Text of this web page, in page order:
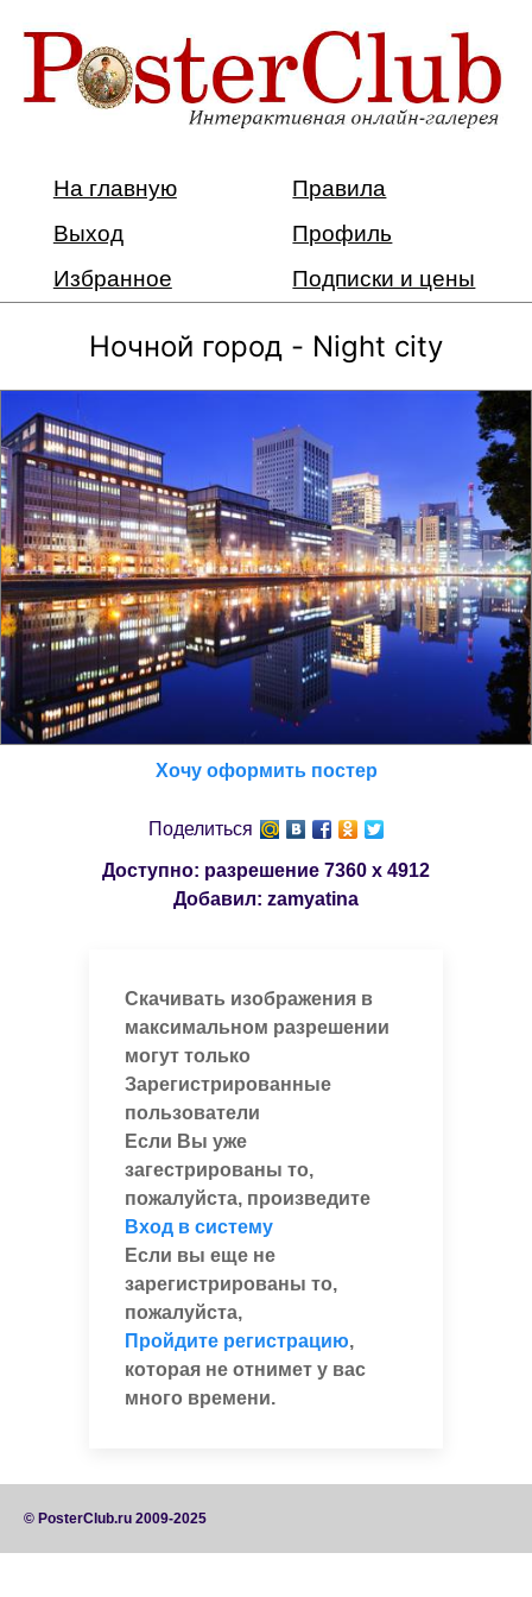
На главную
Правила
Выход
Профиль
Избранное
Подписки и цены
Ночной город - Night city
Хочу оформить постер
Поделиться
Доступно: разрешение 7360 x 4912
Добавил: zamyatina
Скачивать изображения в
максимальном разрешении
могут только
Зарегистрированные
пользователи
Если Вы уже
загестрированы то,
пожалуйста, произведите
Вход в систему
Если вы еще не
зарегистрированы то,
пожалуйста,
Пройдите регистрацию,
которая не отнимет у вас
много времени.
© PosterClub.ru 2009-2025